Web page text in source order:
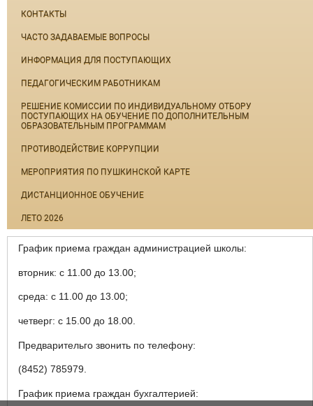
КОНТАКТЫ
ЧАСТО ЗАДАВАЕМЫЕ ВОПРОСЫ
ИНФОРМАЦИЯ ДЛЯ ПОСТУПАЮЩИХ
ПЕДАГОГИЧЕСКИМ РАБОТНИКАМ
РЕШЕНИЕ КОМИССИИ ПО ИНДИВИДУАЛЬНОМУ ОТБОРУ
ПОСТУПАЮЩИХ НА ОБУЧЕНИЕ ПО ДОПОЛНИТЕЛЬНЫМ
ОБРАЗОВАТЕЛЬНЫМ ПРОГРАММАМ
ПРОТИВОДЕЙСТВИЕ КОРРУПЦИИ
МЕРОПРИЯТИЯ ПО ПУШКИНСКОЙ КАРТЕ
ДИСТАНЦИОННОЕ ОБУЧЕНИЕ
ЛЕТО 2026
График приема граждан администрацией школы:
вторник: с 11.00 до 13.00;
среда: с 11.00 до 13.00;
четверг: с 15.00 до 18.00.
Предварительго звонить по телефону:
(8452) 785979.
График приема граждан бухгалтерией: